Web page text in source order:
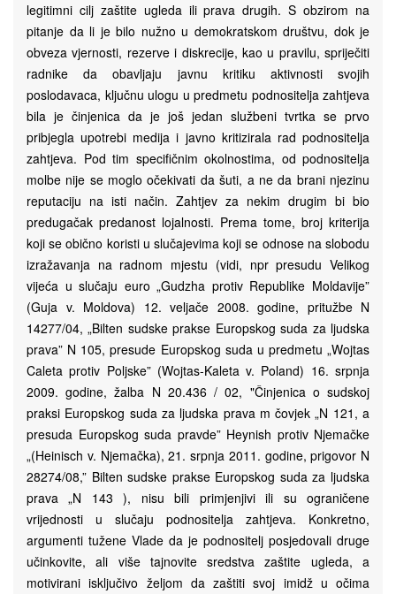
legitimni cilj zaštite ugleda ili prava drugih. S obzirom na
pitanje da li je bilo nužno u demokratskom društvu, dok je
obveza vjernosti, rezerve i diskrecije, kao u pravilu, spriječiti
radnike da obavljaju javnu kritiku aktivnosti svojih
poslodavaca, ključnu ulogu u predmetu podnositelja zahtjeva
bila je činjenica da je još jedan službeni tvrtka se prvo
pribjegla upotrebi medija i javno kritizirala rad podnositelja
zahtjeva. Pod tim specifičnim okolnostima, od podnositelja
molbe nije se moglo očekivati ​​da šuti, a ne da brani njezinu
reputaciju na isti način. Zahtjev za nekim drugim bi bio
predugačak predanost lojalnosti. Prema tome, broj kriterija
koji se obično koristi u slučajevima koji se odnose na slobodu
izražavanja na radnom mjestu (vidi, npr presudu Velikog
vijeća u slučaju euro „Gudzha protiv Republike Moldavije”
(Guja v. Moldova) 12. veljače 2008. godine, pritužbe N
14277/04, „Bilten sudske prakse Europskog suda za ljudska
prava” N 105, presude Europskog suda u predmetu „Wojtas
Caleta protiv Poljske” (Wojtas-Kaleta v. Poland) 16. srpnja
2009. godine, žalba N 20.436 / 02, "Činjenica o sudskoj
praksi Europskog suda za ljudska prava m čovjek „N 121, a
presuda Europskog suda pravde” Heynish protiv Njemačke
„(Heinisch v. Njemačka), 21. srpnja 2011. godine, prigovor N
28274/08,” Bilten sudske prakse Europskog suda za ljudska
prava „N 143 ), nisu bili primjenjivi ili su ograničene
vrijednosti u slučaju podnositelja zahtjeva. Konkretno,
argumenti tužene Vlade da je podnositelj posjedovali druge
učinkovite, ali više tajnovite sredstva zaštite ugleda, a
motivirani isključivo željom da zaštiti svoj imidž u očima